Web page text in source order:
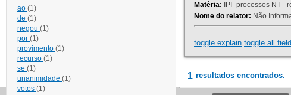
ao (1)
de (1)
negou (1)
por (1)
provimento (1)
recurso (1)
se (1)
unanimidade (1)
votos (1)
Matéria: IPI- processos NT -
Nome do relator: Não
toggle explain toggle all
1 resultados encontrados.